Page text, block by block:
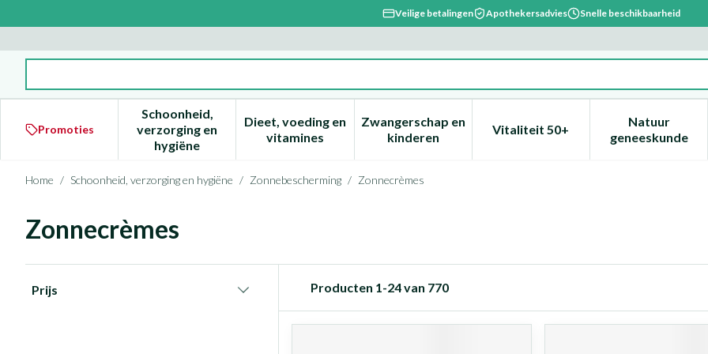
Veilige betalingen Apothekersadvies Snelle beschikbaarheid
Promoties
Schoonheid,
verzorging en
hygiëne
Toon submenu voor Schoonheid, verzorging en hygiëne categorie
Dieet, voeding en
vitaminesToon submenu voor Dieet, voeding en vitamines categorie
Zwangerschap en
kinderenToon submenu voor Zwangerschap en kinderen
Vitaliteit 50+Toon submenu voor Vitaliteit
Natuur
geneeskunde
Toon
Home / Schoonheid, verzorging en hygiëne / Zonnebescherming / Zonnecrèmes
Zonnecrèmes
Prijs
Producten 1-24van 770